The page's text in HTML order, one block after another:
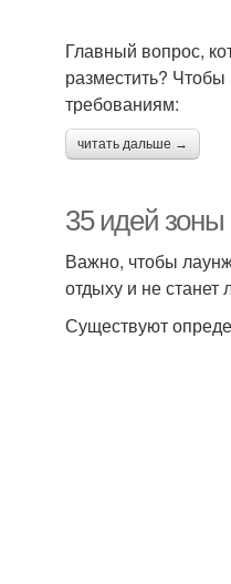
Главный вопрос,
разместить?
требованиям:
читать дальше →
35 идей
Важно, чтобы
отдыху и не
Существуют